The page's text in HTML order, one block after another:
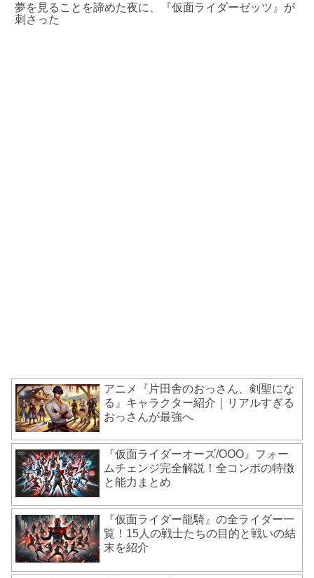
夢を見ることを諦めた夜に、『仮面ライダーゼッツ』が
刺さった
アニメ『片田舎のおっさん、剣聖にな
る』キャラクター紹介｜リアルすぎる
おっさんが最強へ
『仮面ライダーオーズ/OOO』フォー
ムチェンジ完全解説！全コンボの特徴
と能力まとめ
『仮面ライダー龍騎』の全ライダー一
覧！15人の戦士たちの目的と戦いの結
末を紹介